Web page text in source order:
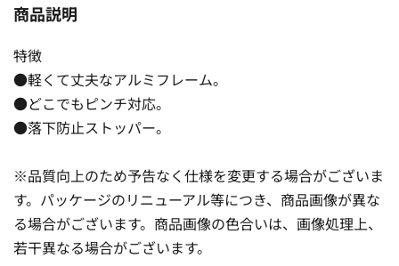
商品説明
特徴
●軽くて丈夫なアルミフレーム。
●どこでもピンチ対応。
●落下防止ストッパー。
※品質向上のため予告なく仕様を変更する場合がございま
す。パッケージのリニューアル等につき、商品画像が異な
る場合がございます。商品画像の色合いは、画像処理上、
若干異なる場合がございます。